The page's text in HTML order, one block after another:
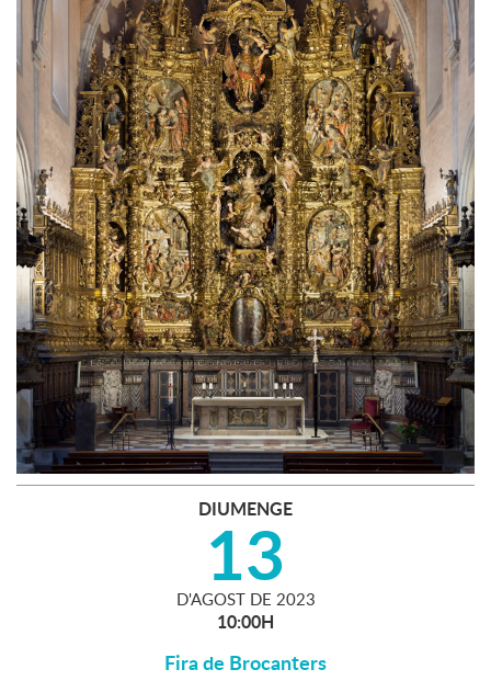
DIUMENGE
13
D'AGOST DE 2023
10:00H
Fira de Brocanters